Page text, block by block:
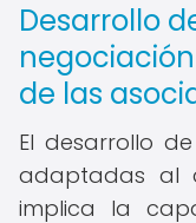
Desarrollo
de las
El desarrollo
adaptadas al
implica la